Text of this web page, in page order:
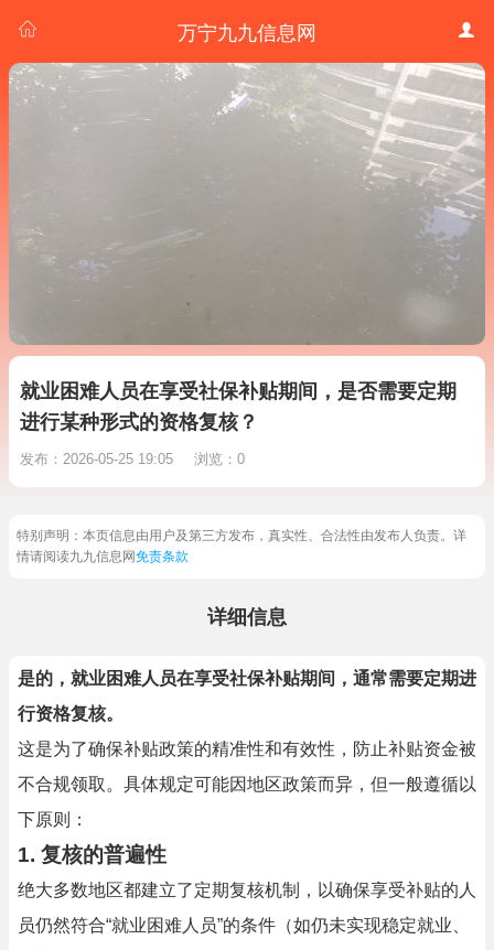
万宁九九信息网
就业困难人员在享受社保补贴期间，是否需要定期
进行某种形式的资格复核？
发布：2026-05-25 19:05 浏览：0
特别声明：本页信息由用户及第三方发布，真实性、合法性由发布人负责。详
情请阅读九九信息网免责条款
详细信息
是的，就业困难人员在享受社保补贴期间，通常需要定期进
行资格复核。
这是为了确保补贴政策的精准性和有效性，防止补贴资金被
不合规领取。具体规定可能因地区政策而异，但一般遵循以
下原则：
1. 复核的普遍性
绝大多数地区都建立了定期复核机制，以确保享受补贴的人
员仍然符合“就业困难人员”的条件（如仍未实现稳定就业、